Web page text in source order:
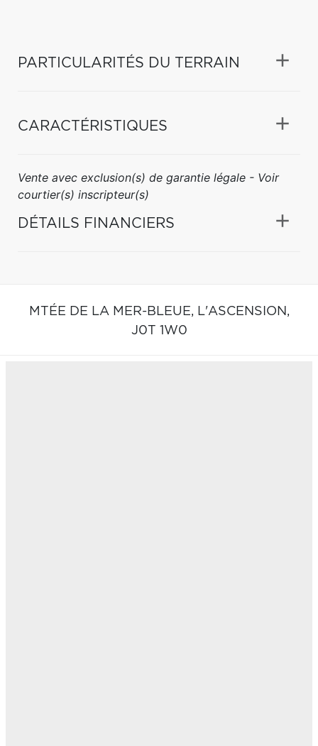
PARTICULARITÉS DU TERRAIN
CARACTÉRISTIQUES
Vente avec exclusion(s) de garantie légale - Voir
courtier(s) inscripteur(s)
DÉTAILS FINANCIERS
MTÉE DE LA MER-BLEUE, L'ASCENSION,
J0T 1W0